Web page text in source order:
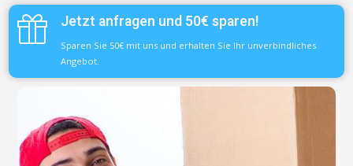
Jetzt anfragen und 50€ sparen!
Sparen Sie 50€ mit uns und erhalten Sie Ihr unverbindliches
Angebot.